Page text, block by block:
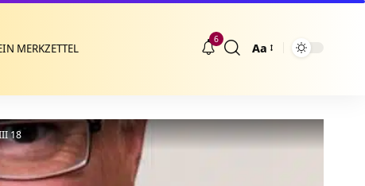
MERKZETTEL
6
Größenänderung
Aa
18